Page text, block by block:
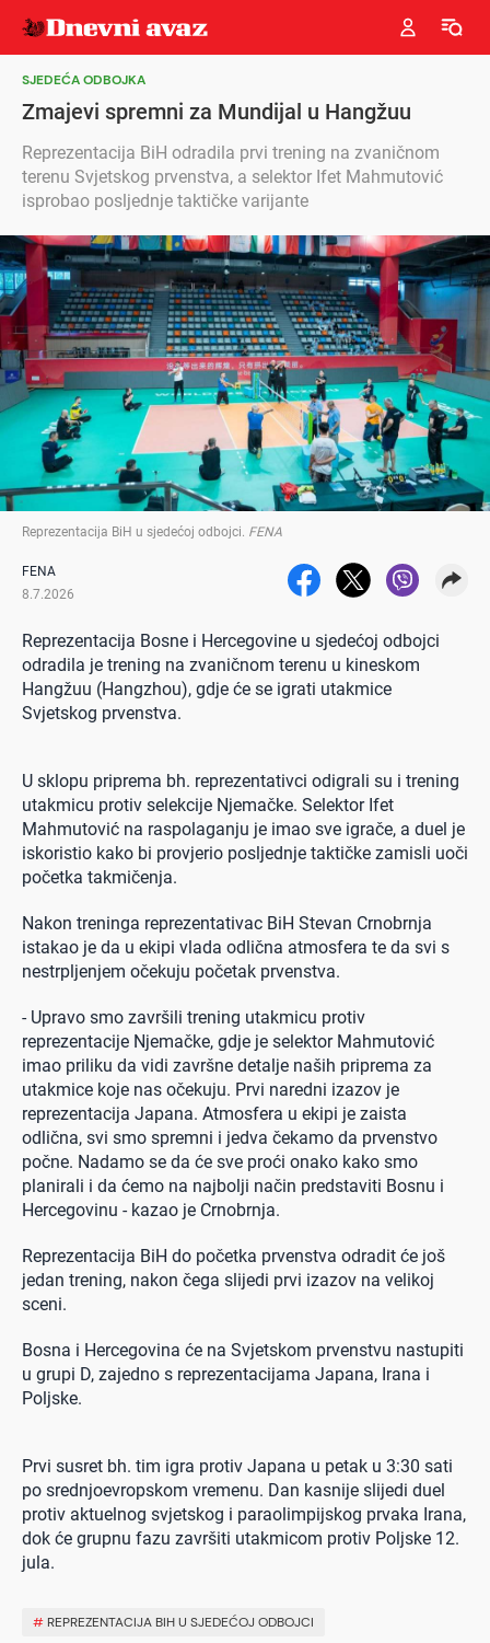
SJEDEĆA ODBOJKA
Zmajevi spremni za Mundijal u Hangžuu
Reprezentacija BiH odradila prvi trening na zvaničnom
terenu Svjetskog prvenstva, a selektor Ifet Mahmutović
isprobao posljednje taktičke varijante
Reprezentacija BiH u sjedećoj odbojci FENA
FENA
8.7.2026
Reprezentacija Bosne i Hercegovine u sjedećoj odbojci
odradila je trening na zvaničnom terenu u kineskom
Hangžuu (Hangzhou), gdje će se igrati utakmice
Svjetskog prvenstva.
U sklopu priprema bh. reprezentativci odigrali su i trening
utakmicu protiv selekcije Njemačke. Selektor Ifet
Mahmutović na raspolaganju je imao sve igrače, a duel je
iskoristio kako bi provjerio posljednje taktičke zamisli uoči
početka takmičenja.
Nakon treninga reprezentativac BiH Stevan Crnobrnja
istakao je da u ekipi vlada odlična atmosfera te da svi s
nestrpljenjem očekuju početak prvenstva.
- Upravo smo završili trening utakmicu protiv
reprezentacije Njemačke, gdje je selektor Mahmutović
imao priliku da vidi završne detalje naših priprema za
utakmice koje nas očekuju. Prvi naredni izazov je
reprezentacija Japana. Atmosfera u ekipi je zaista
odlična, svi smo spremni i jedva čekamo da prvenstvo
počne. Nadamo se da će sve proći onako kako smo
planirali i da ćemo na najbolji način predstaviti Bosnu i
Hercegovinu - kazao je Crnobrnja.
Reprezentacija BiH do početka prvenstva odradit će još
jedan trening, nakon čega slijedi prvi izazov na velikoj
sceni.
Bosna i Hercegovina će na Svjetskom prvenstvu nastupiti
u grupi D, zajedno s reprezentacijama Japana, Irana i
Poljske.
Prvi susret bh. tim igra protiv Japana u petak u 3:30 sati
po srednjoevropskom vremenu. Dan kasnije slijedi duel
protiv aktuelnog svjetskog i paraolimpijskog prvaka Irana,
dok će grupnu fazu završiti utakmicom protiv Poljske 12.
jula.
# REPREZENTACIJA BIH U SJEDEĆOJ ODBOJCI